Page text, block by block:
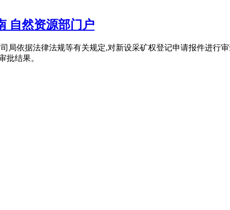
自然资源部门户
局依据法律法规等有关规定,对新设采矿权登记申请报件进行
批结果。